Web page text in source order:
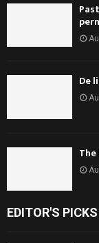
De
EDITOR'S PICKS